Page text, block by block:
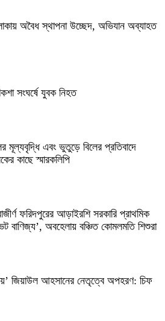
অবৈধ স্থাপনা উচ্ছেদ, অভিযান অব্যাহত
সংঘর্ষে যুবক নিহত
মূল্যবৃদ্ধি এবং ভুতুড়ে বিলের প্রতিবাদে
কাছে স্মারকলিপি
ফরিদপুরের আড়াইরশি সরকারি প্রাথমিক
বাণিজ্য’, অবহেলায় বঞ্চিত কোমলমতি শিশুরা
জিয়াউল আহসানের নেতৃত্বে অপহরণ: চিফ